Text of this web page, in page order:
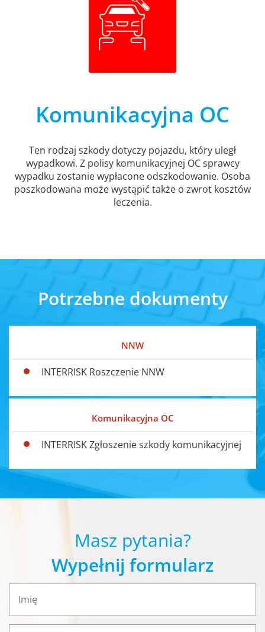
Komunikacyjna OC
Ten rodzaj szkody dotyczy pojazdu, który uległ
wypadkowi. Z polisy komunikacyjnej OC sprawcy
wypadku zostanie wypłacone odszkodowanie. Osoba
poszkodowana może wystąpić także o zwrot kosztów
leczenia.
Potrzebne dokumenty
NNW
INTERRISK Roszczenie NNW
Komunikacyjna OC
INTERRISK Zgłoszenie szkody komunikacyjnej
Masz pytania?
Wypełnij formularz